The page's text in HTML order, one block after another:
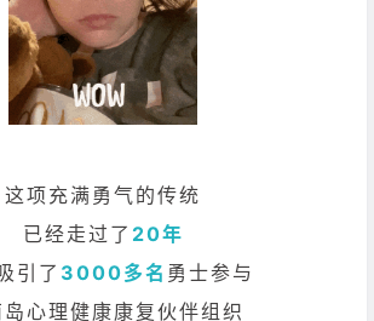
这项充满勇气的传统
已经走过了 20年
引了 3000多名 勇士参与
岛心理健康康复伙伴组织